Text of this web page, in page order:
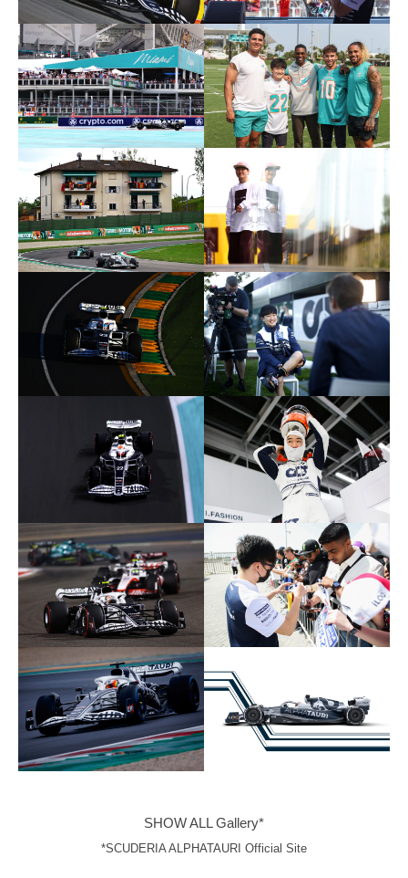
SHOW ALL Gallery*
*SCUDERIA ALPHATAURI Official Site